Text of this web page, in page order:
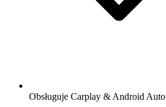
Obsługuje Carplay & Android Auto